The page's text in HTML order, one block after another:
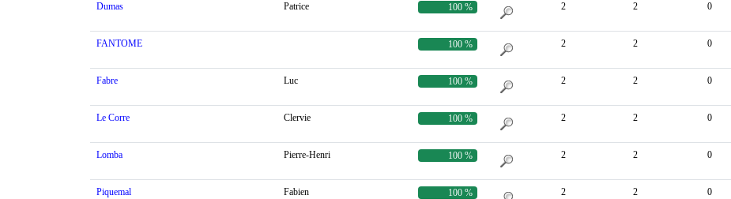
Dumas Patrice 100 % 2 2 0
FANTOME 100 % 2 2 0
Fabre Luc 100 % 2 2 0
Le Corre Clervie 100 % 2 2 0
Lomba Pierre-Henri 100 % 2 2 0
Piquemal Fabien 100 % 2 2 0